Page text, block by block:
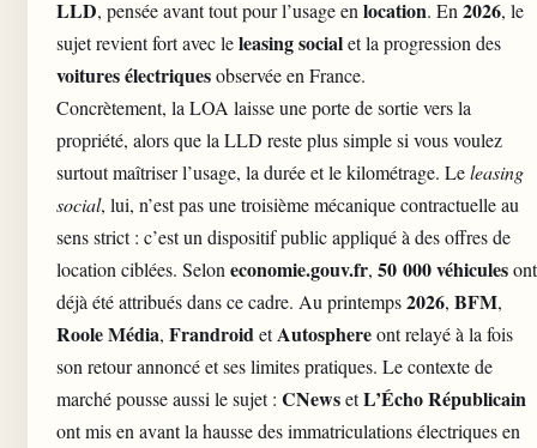
LLD, pensée avant tout pour l’usage en location. En 2026, le
sujet revient fort avec leleasing socialet la progression des
voitures électriquesobservée en France.
Concrètement, la LOA laisse une porte de sortie vers la
propriété, alors que la LLD reste plus simple si vous voulez
surtout maîtriser l’usage, la durée et le kilométrage. Leleasing
social, lui, n’est pas une troisième mécanique contractuelle au
sens strict : c’est un dispositif public appliqué à des offres de
location ciblées. Selon economie.gouv.fr, 50 000 véhiculesont
déjà été attribués dans ce cadre. Au printemps2026, BFM,
Roole Média, FrandroidetAutosphereont relayé à la fois
son retour annoncé et ses limites pratiques. Le contexte de
marché pousse aussi le sujet : CNewsetL’Écho Républicain
ont mis en avant la hausse des immatriculations électriques en